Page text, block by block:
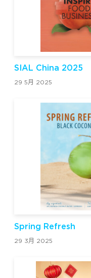
SIAL China 2025
29 5月 2025
Spring Refresh
29 3月 2025